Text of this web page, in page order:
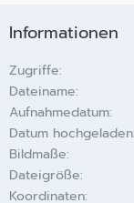
Informationen
Zugriffe
Dateiname
Aufnahmedatum
Datum hochgeladen
Bildmaße
Dateigröße
Koordinaten